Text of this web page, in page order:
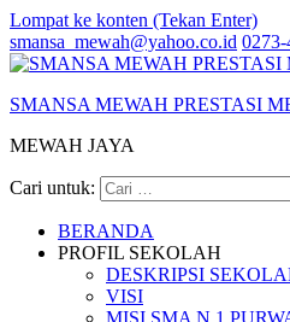
Lompat ke konten (Tekan Enter)
smansa_mewah@yahoo.co.id
SMANSA MEWAH PRESTASI
MEWAH JAYA
Cari untuk:
BERANDA
PROFIL SEKOLAH
DESKRIPSI
VISI
MISI SMA N 1